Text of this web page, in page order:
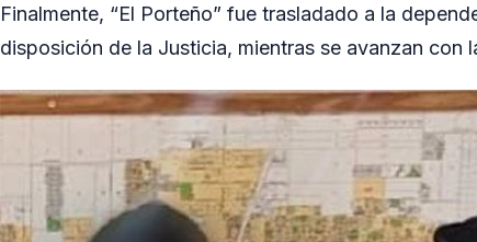
Finalmente, “El Porteño” fue trasladado a la
disposición de la Justicia, mientras se avanzan con